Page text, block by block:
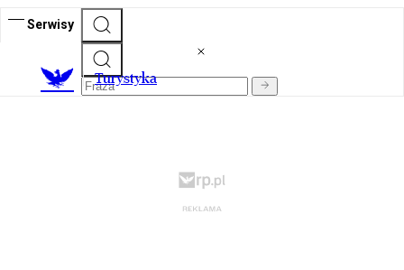
Serwisy
Turystyka